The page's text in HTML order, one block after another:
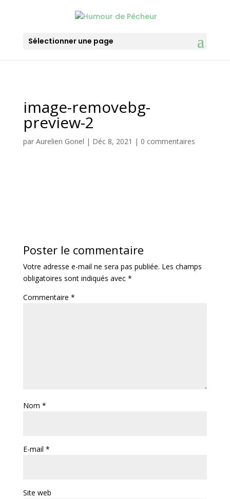
Sélectionner une page
image-removebg-
preview-2
par Aurelien Gonel | Déc 8, 2021 | 0 commentaires
Poster le commentaire
Votre adresse e-mail ne sera pas publiée. Les champs
obligatoires sont indiqués avec *
Commentaire *
Nom *
E-mail *
Site web